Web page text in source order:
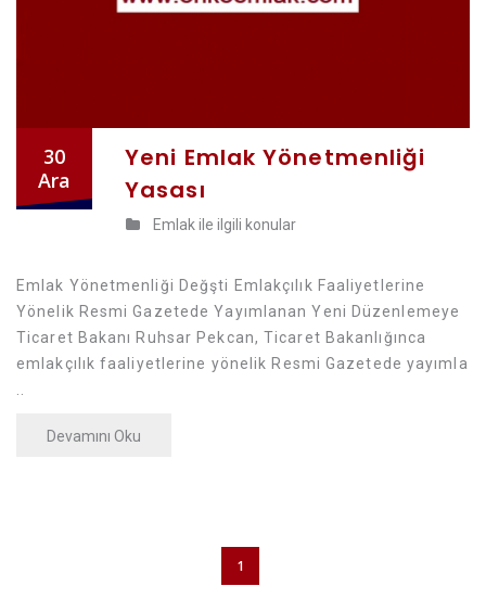
30
Ara
Yeni Emlak Yönetmenliği
Yasası
Emlak ile ilgili konular
Emlak Yönetmenliği Değşti Emlakçılık Faaliyetlerine
Yönelik Resmi Gazetede Yayımlanan Yeni Düzenlemeye
Ticaret Bakanı Ruhsar Pekcan, Ticaret Bakanlığınca
emlakçılık faaliyetlerine yönelik Resmi Gazetede yayımla
Devamını Oku
1